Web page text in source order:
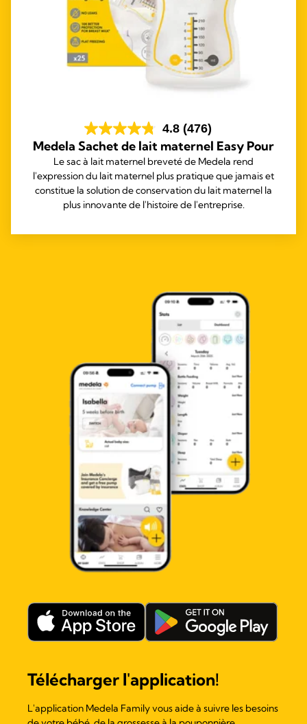
4.8 (476)
Medela Sachet de lait maternel Easy Pour
Le sac à lait maternel breveté de Medela rend
l'expression du lait maternel plus pratique que jamais et
constitue la solution de conservation du lait maternel la
plus innovante de l'histoire de l'entreprise.
Télécharger l'application!
L'application Medela Family vous aide à suivre les besoins